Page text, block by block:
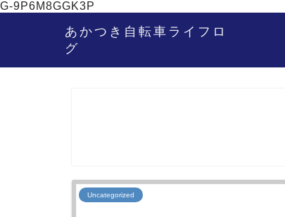
G-9P6M8GGK3P
あかつき自転車ライフロ
グ
Uncategorized